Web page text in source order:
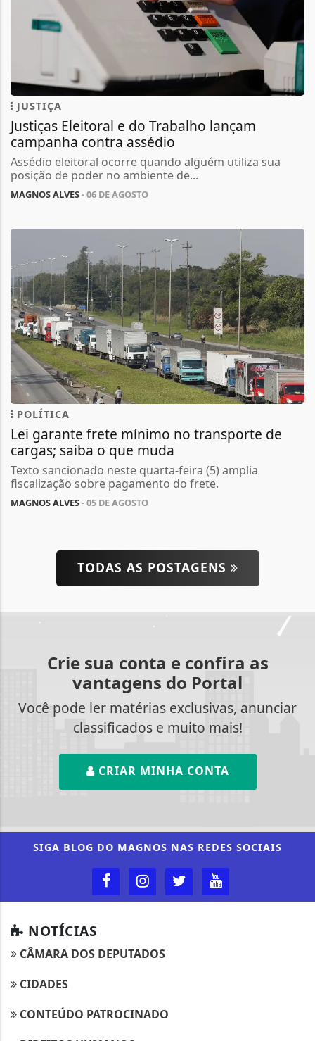
JUSTIÇA
Justiças Eleitoral e do Trabalho lançam
campanha contra assédio
Assédio eleitoral ocorre quando alguém utiliza sua
posição de poder no ambiente de...
MAGNOS ALVES- 06 DE AGOSTO
POLÍTICA
Lei garante frete mínimo no transporte de
cargas; saiba o que muda
Texto sancionado neste quarta-feira (5) amplia
fiscalização sobre pagamento do frete.
MAGNOS ALVES- 05 DE AGOSTO
TODAS AS POSTAGENS
Crie sua conta e confira as
vantagens do Portal
Você pode ler matérias exclusivas, anunciar
classificados e muito mais!
CRIAR MINHA CONTA
SIGA BLOG DO MAGNOS NAS REDES SOCIAIS
NOTÍCIAS
CÂMARA DOS DEPUTADOS
CIDADES
CONTEÚDO PATROCINADO